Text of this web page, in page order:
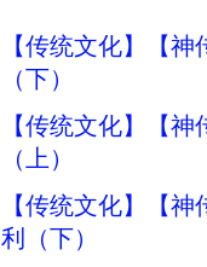
【传统文化】【
（下）
【传统文化】【
（上）
【传统文化】【
利（下）